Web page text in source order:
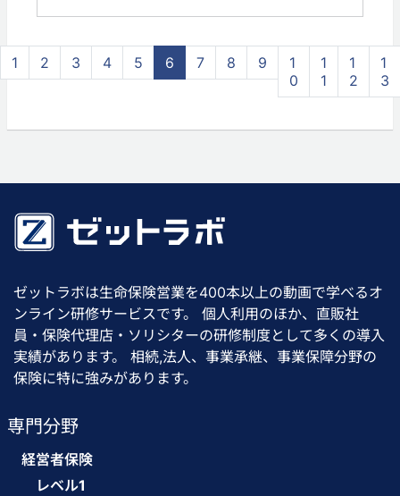
1 2 3 4 5 6 7 8 9
1
0
1
1
1
2
1
3
ゼットラボは生命保険営業を400本以上の動画で学べるオ
ンライン研修サービスです。 個人利用のほか、直販社
員・保険代理店・ソリシターの研修制度として多くの導入
実績があります。 相続,法人、事業承継、事業保障分野の
保険に特に強みがあります。
専門分野
経営者保険
レベル1